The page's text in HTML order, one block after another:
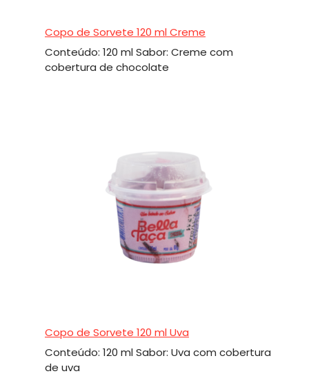
Copo de Sorvete 120 ml Creme
Conteúdo: 120 ml Sabor: Creme com
cobertura de chocolate
Copo de Sorvete 120 ml Uva
Conteúdo: 120 ml Sabor: Uva com cobertura
de uva